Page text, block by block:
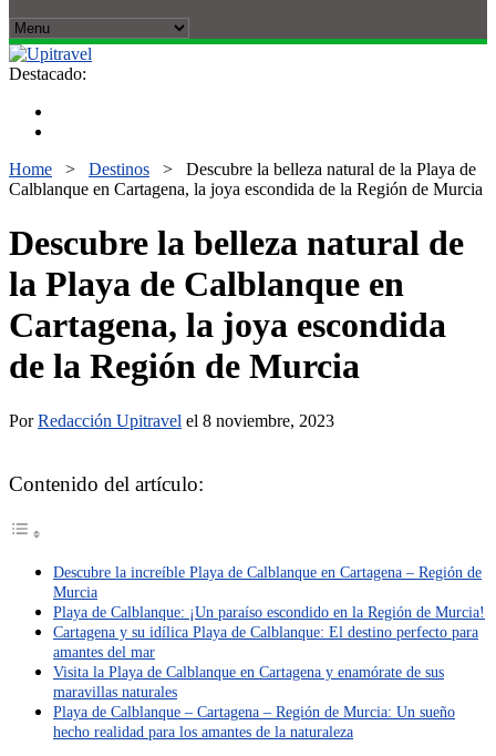
Destacado:
Home > Destinos > Descubre la belleza natural de la Playa de
Calblanque en Cartagena, la joya escondida de la Región de Murcia
Descubre la belleza natural de
la Playa de Calblanque en
Cartagena, la joya escondida
de la Región de Murcia
PorRedacción Upitravel el 8 noviembre, 2023
Contenido del artículo:
Descubre la increíble Playa de Calblanque en Cartagena – Región de
Murcia
Playa de Calblanque: ¡Un paraíso escondido en la Región de Murcia!
Cartagena y su idílica Playa de Calblanque: El destino perfecto para
amantes del mar
Visita la Playa de Calblanque en Cartagena y enamórate de sus
maravillas naturales
Playa de Calblanque – Cartagena – Región de Murcia: Un sueño
hecho realidad para los amantes de la naturaleza